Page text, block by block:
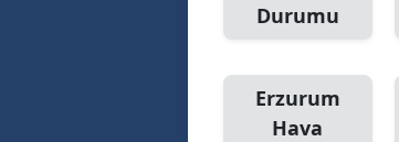
Durumu
Erzurum
Hava